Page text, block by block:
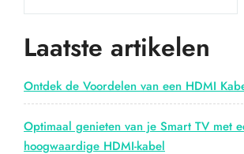
bij
Laatste artikelen
Ontdek de Voordelen van een HDMI
Optimaal genieten van je Smart TV met
hoogwaardige HDMI-kabel